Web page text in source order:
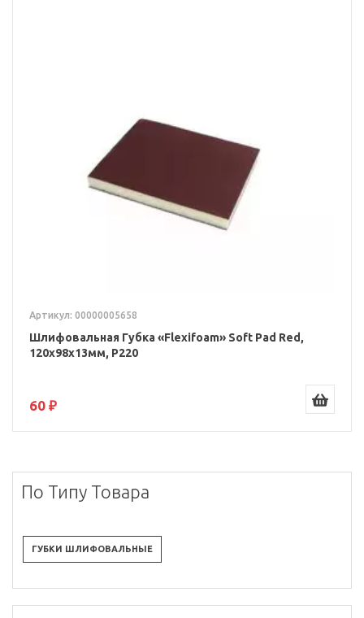
Артикул: 00000005658
Шлифовальная Губка «Flexifoam» Soft Pad Red,
120x98x13мм, P220
60 ₽
По Типу Товара
ГУБКИ ШЛИФОВАЛЬНЫЕ